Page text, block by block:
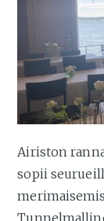
Airiston
sopii